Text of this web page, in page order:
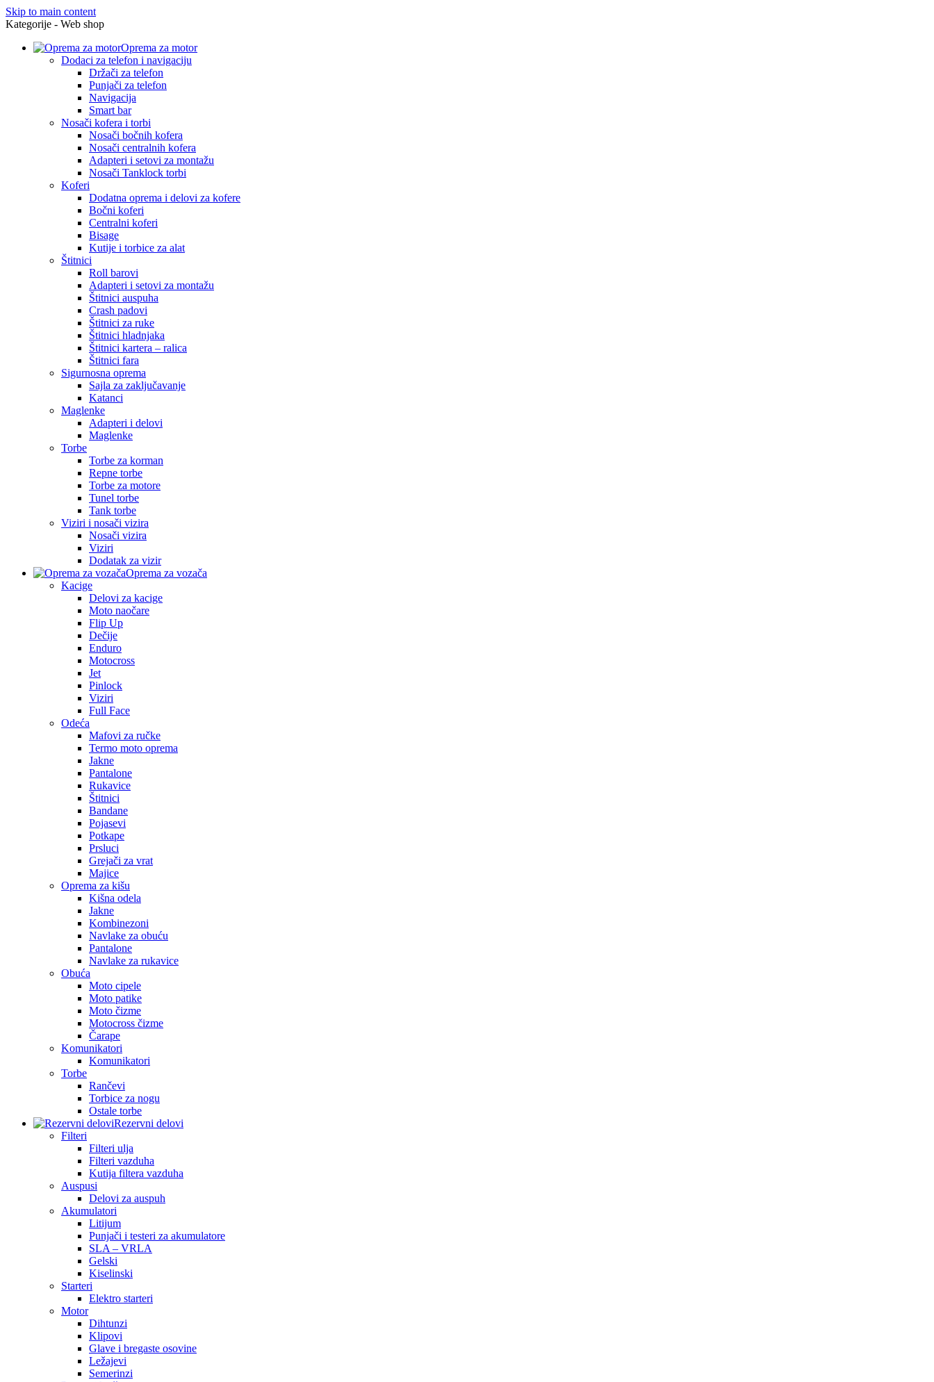
Skip to main content
Kategorije - Web shop
Oprema za motor
Dodaci za telefon i navigaciju
Držači za telefon
Punjači za telefon
Navigacija
Smart bar
Nosači kofera i torbi
Nosači bočnih kofera
Nosači centralnih kofera
Adapteri i setovi za montažu
Nosači Tanklock torbi
Koferi
Dodatna oprema i delovi za kofere
Bočni koferi
Centralni koferi
Bisage
Kutije i torbice za alat
Štitnici
Roll barovi
Adapteri i setovi za montažu
Štitnici auspuha
Crash padovi
Štitnici za ruke
Štitnici hladnjaka
Štitnici kartera – ralica
Štitnici fara
Sigurnosna oprema
Sajla za zaključavanje
Katanci
Maglenke
Adapteri i delovi
Maglenke
Torbe
Torbe za korman
Repne torbe
Torbe za motore
Tunel torbe
Tank torbe
Viziri i nosači vizira
Nosači vizira
Viziri
Dodatak za vizir
Oprema za vozača
Kacige
Delovi za kacige
Moto naočare
Flip Up
Dečije
Enduro
Motocross
Jet
Pinlock
Viziri
Full Face
Odeća
Mafovi za ručke
Termo moto oprema
Jakne
Pantalone
Rukavice
Štitnici
Bandane
Pojasevi
Potkape
Prsluci
Grejači za vrat
Majice
Oprema za kišu
Kišna odela
Jakne
Kombinezoni
Navlake za obuću
Pantalone
Navlake za rukavice
Obuća
Moto cipele
Moto patike
Moto čizme
Motocross čizme
Čarape
Komunikatori
Komunikatori
Torbe
Rančevi
Torbice za nogu
Ostale torbe
Rezervni delovi
Filteri
Filteri ulja
Filteri vazduha
Kutija filtera vazduha
Auspusi
Delovi za auspuh
Akumulatori
Litijum
Punjači i testeri za akumulatore
SLA – VRLA
Gelski
Kiselinski
Starteri
Elektro starteri
Motor
Dihtunzi
Klipovi
Glave i bregaste osovine
Ležajevi
Semerinzi